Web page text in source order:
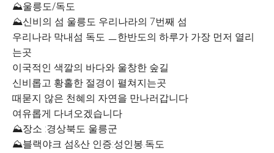
⛰울릉도/독도
⛰신비의 섬 울릉도 우리나라의 7번째 섬
우리나라 막내섬 독도 ㅡ한반도의 하루가 가장 먼저 열리
는곳
이국적인 색깔의 바다와 울창한 숲길
신비롭고 황홀한 절경이 펼쳐지는곳
때묻지 않은 천혜의 자연을 만나러갑니다
여유롭게 다녀오겠습니다
⛰장소 :경상북도 울릉군
⛰블랙야크 섬&산 인증:성인봉.독도